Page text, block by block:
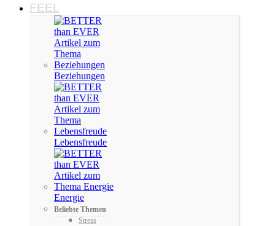
FEEL
Beziehungen
Lebensfreude
Energie
Beliebte Themen
Stress